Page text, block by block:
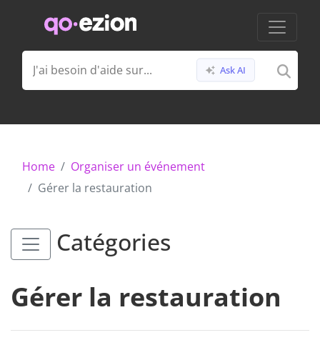
Ask AI
Home
Organiser un événement
Gérer la restauration
Catégories
Gérer la restauration